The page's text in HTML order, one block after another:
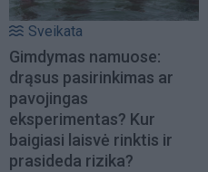
Sveikata
Gimdymas namuose:
drąsus pasirinkimas ar
pavojingas
eksperimentas? Kur
baigiasi laisvė rinktis ir
prasideda rizika?